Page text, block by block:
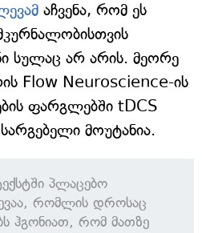
აჩვენა, რომ ეს
სულაც არ არის. მეორე
Flow Neuroscience-ის
ფარგლებში tDCS
მოუტანია.
პლაცებო
რომლის დროსაც
ჰგონიათ, რომ მათზე